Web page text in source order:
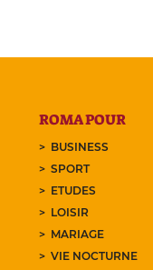
ROMA POUR
BUSINESS
SPORT
ETUDES
LOISIR
MARIAGE
VIE NOCTURNE